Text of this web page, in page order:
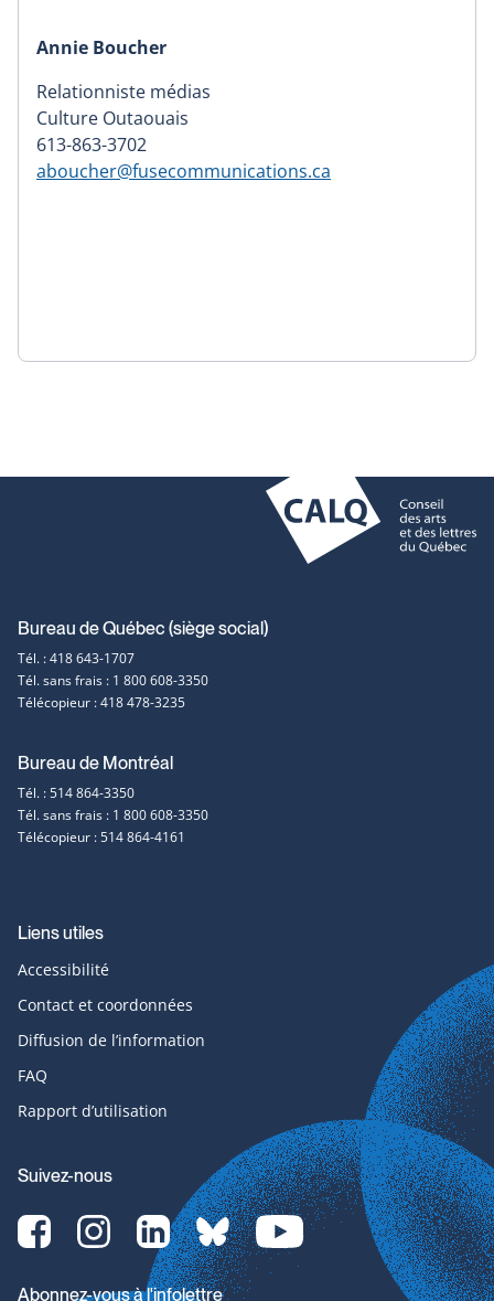
Annie Boucher
Relationniste médias
Culture Outaouais
613-863-3702
aboucher@fusecommunications.ca
Coordonnées
et
contact
Bureau de Québec (siège social)
Tél. : 418 643-1707
Tél. sans frais : 1 800 608-3350
Télécopieur : 418 478-3235
Bureau de Montréal
Tél. : 514 864-3350
Tél. sans frais : 1 800 608-3350
Télécopieur : 514 864-4161
Liens utiles
Accessibilité
Contact et coordonnées
Diffusion de l’information
FAQ
Rapport d’utilisation
Suivez-nous
Facebook-
svg
Instagram-
svg
LinkedIn-
svg
bluesky-
svg
YouTube-
svg
Abonnez-vous à l'infolettre